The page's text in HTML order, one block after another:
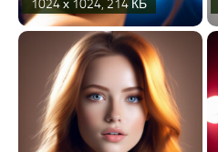
1024 х 1024, 214 КБ